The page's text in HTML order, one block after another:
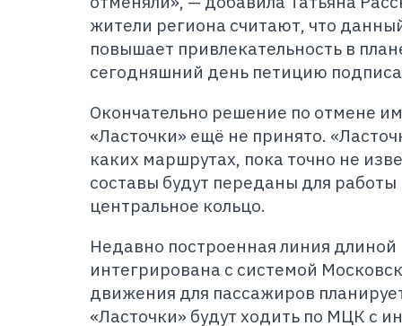
жители региона считают, что
повышает привлекательность в
сегодняшний день петицию
Окончательно решение по отмене
«Ласточки» ещё не принято.
каких маршрутах, пока точно не
составы будут переданы для
центральное кольцо.
Недавно построенная линия длиной
интегрирована с системой
движения для пассажиров
«Ласточки» будут ходить по МЦК с